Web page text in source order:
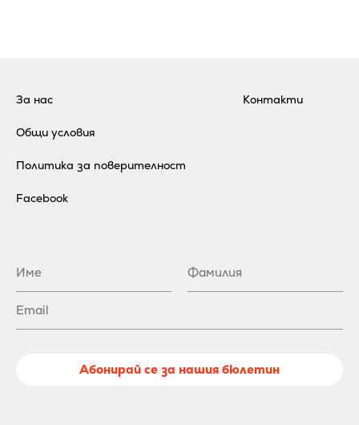
За нас
Общи условия
Политика за поверителност
Контакти
Facebook
Абонирай се за нашия бюлетин